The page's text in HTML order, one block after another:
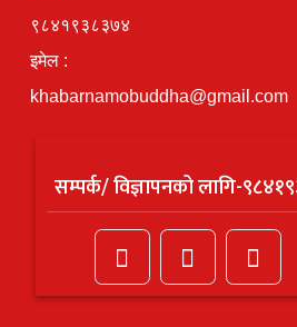
९८४१९३८३७४
इमेल :
khabarnamobuddha@gmail.com
सम्पर्क/ विज्ञापनको लागि-